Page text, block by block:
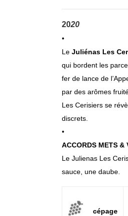
2020
•
Le Juliénas Les
qui bordent les
fer de lance de
par des arômes
Les Cerisiers se
discrets.
•
ACCORDS METS &
Le Julienas Les
sauce, une daube.
cépage